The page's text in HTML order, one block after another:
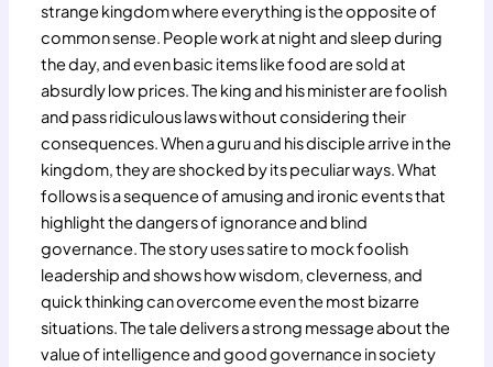
strange kingdom where everything is the opposite of
common sense. People work at night and sleep during
the day, and even basic items like food are sold at
absurdly low prices. The king and his minister are foolish
and pass ridiculous laws without considering their
consequences. When a guru and his disciple arrive in the
kingdom, they are shocked by its peculiar ways. What
follows is a sequence of amusing and ironic events that
highlight the dangers of ignorance and blind
governance. The story uses satire to mock foolish
leadership and shows how wisdom, cleverness, and
quick thinking can overcome even the most bizarre
situations. The tale delivers a strong message about the
value of intelligence and good governance in society